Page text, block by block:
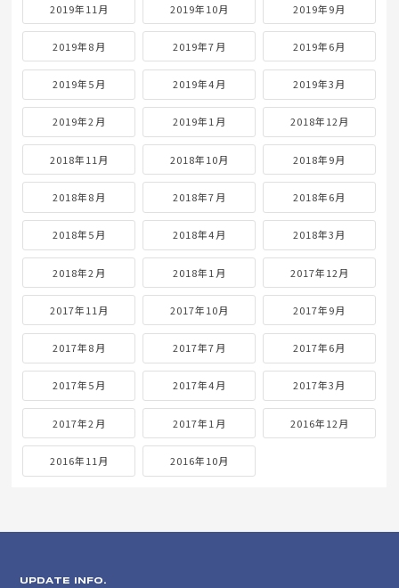
2019年11月 2019年10月 2019年9月
2019年8月 2019年7月 2019年6月
2019年5月 2019年4月 2019年3月
2019年2月 2019年1月 2018年12月
2018年11月 2018年10月 2018年9月
2018年8月 2018年7月 2018年6月
2018年5月 2018年4月 2018年3月
2018年2月 2018年1月 2017年12月
2017年11月 2017年10月 2017年9月
2017年8月 2017年7月 2017年6月
2017年5月 2017年4月 2017年3月
2017年2月 2017年1月 2016年12月
2016年11月 2016年10月
UPDATE INFO.